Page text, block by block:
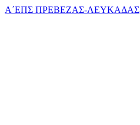
Α΄ΕΠΣ ΠΡΕΒΕΖΑΣ-ΛΕΥΚΑΔΑΣ